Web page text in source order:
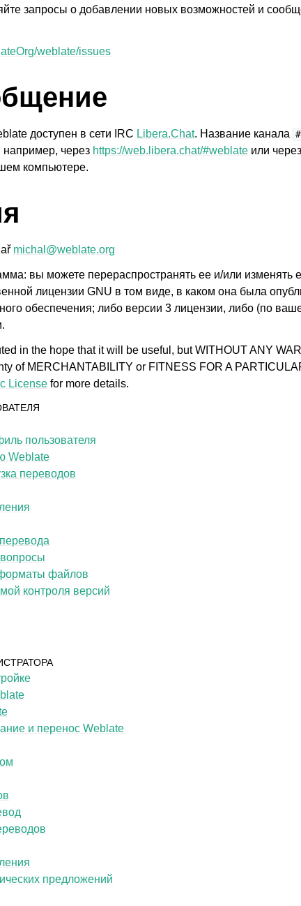
запросы о добавлении новых возможностей и
weblate/issues
доступен в сети IRC Libera.Chat. Название канала
через https://web.libera.chat/#weblate или
компьютере.
michal @weblate.org
вы можете перераспространять ее и/или изменять
лицензии GNU в том виде, в каком она была
обеспечения; либо версии 3 лицензии, либо (по
in the hope that it will be useful, but WITHOUT ANY
of MERCHANTABILITY or FITNESS FOR A
License for more details.
пользователя
Weblate
переводов
файлов
контроля версий
и перенос Weblate
предложений